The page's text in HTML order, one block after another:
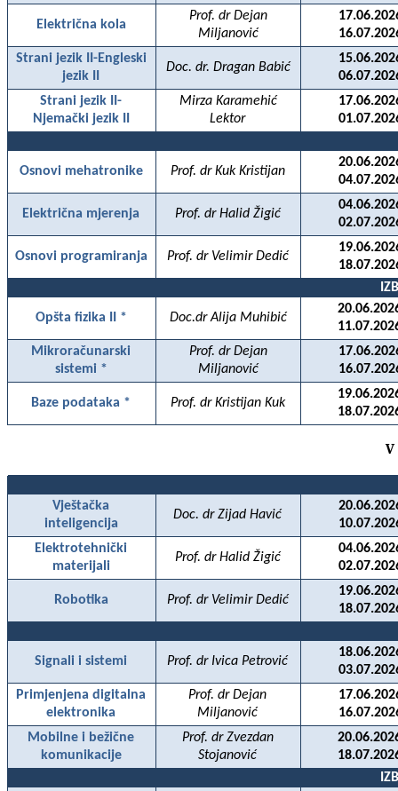
Električna kola
Prof. dr Dejan
Miljanović
Strani jezik II-Engleski
jezik II
Doc. dr. Dragan Babić
Strani jezik II-
Njemački jezik II
Mirza Karamehić
Lektor
Osnovi mehatronike Prof. dr Kuk Kristijan
Električna mjerenja Prof. dr Halid Žigić
Osnovi programiranja Prof. dr Velimir Dedić
Opšta fizika II * Doc.dr Alija Muhibić
Mikroračunarski
sistemi *
Prof. dr Dejan
Miljanović
Baze podataka * Prof. dr Kristijan Kuk
V
Vještačka
inteligencija
Doc. dr Zijad Havić
Elektrotehnički
materijali
Prof. dr Halid Žigić
Robotika Prof. dr Velimir Dedić
Signali i sistemi Prof. dr Ivica Petrović
Primjenjena digitalna
elektronika
Prof. dr Dejan
Miljanović
Mobilne i bežične
komunikacije
Prof. dr Zvezdan
Stojanović